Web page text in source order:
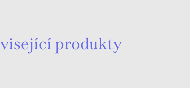
produkty